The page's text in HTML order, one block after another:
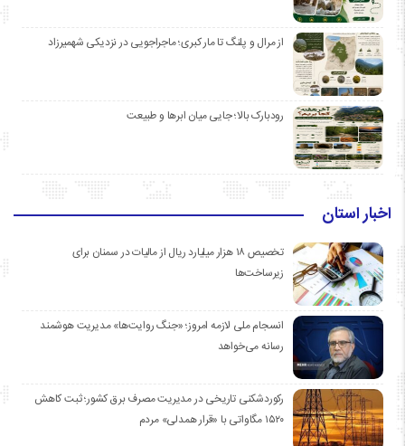
از مرال و پلنگ تا مار کبری؛ ماجراجویی در نزدیکی شهمیرزاد
رودبارک بالا؛ جایی میان ابرها و طبیعت
اخبار استان
تخصیص ۱۸ هزار میلیارد ریال از مالیات در سمنان برای
زیرساخت‌ها
انسجام ملی لازمه امروز؛ «جنگ روایت‌ها» مدیریت هوشمند
رسانه می‌خواهد
رکوردشکنی تاریخی در مدیریت مصرف برق کشور؛ ثبت کاهش
۱۵۲۰ مگاواتی با «قرار همدلی» مردم